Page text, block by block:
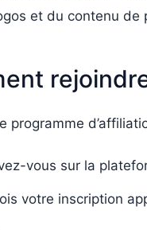
et du contenu de
programme
vous sur la
votre inscription